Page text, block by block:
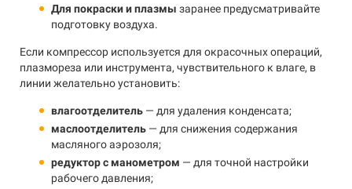
Для покраски и плазмы заранее предусматривайте
подготовку воздуха.
Если компрессор используется для окрасочных операций,
плазмореза или инструмента, чувствительного к влаге, в
линии желательно установить:
влагоотделитель — для удаления конденсата;
маслоотделитель — для снижения содержания
масляного аэрозоля;
редуктор с манометром — для точной настройки
рабочего давления;